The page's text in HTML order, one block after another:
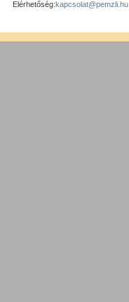
Elérhetőség:kapcsolat@pemzli.hu